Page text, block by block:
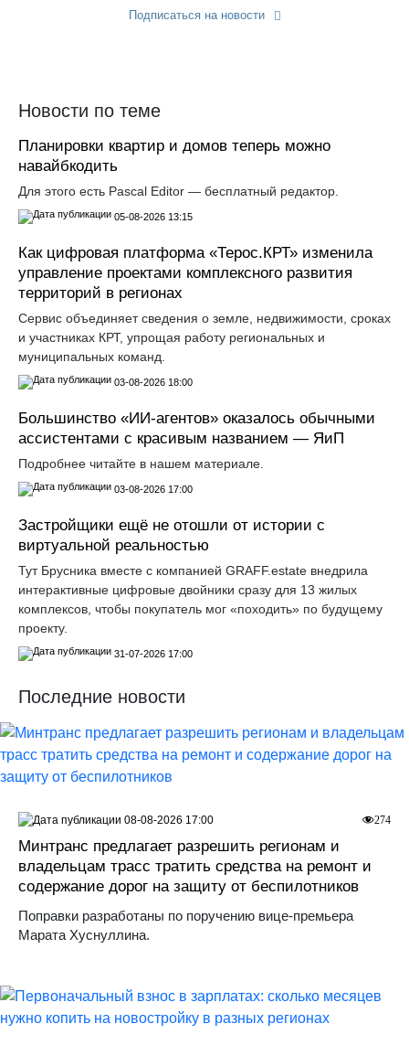
Подписаться на новости
Новости по теме
Планировки квартир и домов теперь можно
навайбкодить
Для этого есть Pascal Editor — бесплатный редактор.
05-08-2026 13:15
Как цифровая платформа «Терос.КРТ» изменила
управление проектами комплексного развития
территорий в регионах
Сервис объединяет сведения о земле, недвижимости, сроках
и участниках КРТ, упрощая работу региональных и
муниципальных команд.
03-08-2026 18:00
Большинство «ИИ-агентов» оказалось обычными
ассистентами с красивым названием — ЯиП
Подробнее читайте в нашем материале.
03-08-2026 17:00
Застройщики ещё не отошли от истории с
виртуальной реальностью
Тут Брусника вместе с компанией GRАFF.еstate внедрила
интерактивные цифровые двойники сразу для 13 жилых
комплексов, чтобы покупатель мог «походить» по будущему
проекту.
31-07-2026 17:00
Последние новости
Минтранс предлагает разрешить регионам и
владельцам трасс тратить средства на ремонт и
содержание дорог на защиту от беспилотников
Поправки разработаны по поручению вице-премьера
Марата Хуснуллина.
274
08-08-2026 17:00